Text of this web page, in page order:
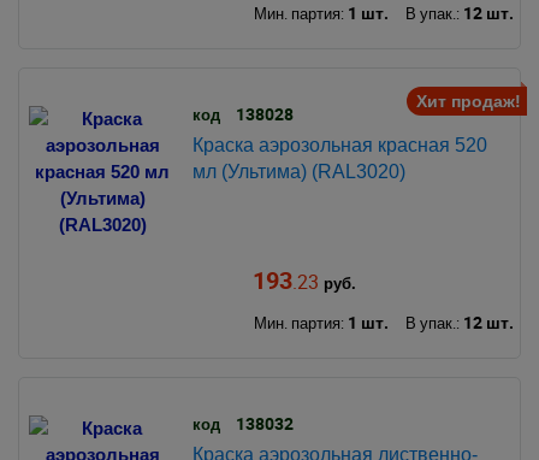
Мин. партия: 1 шт. В упак.: 12 шт.
Хит продаж!
код 138028
Краска аэрозольная красная 520
мл (Ультима) (RAL3020)
193.23 руб.
Мин. партия: 1 шт. В упак.: 12 шт.
код 138032
Краска аэрозольная лиственно-